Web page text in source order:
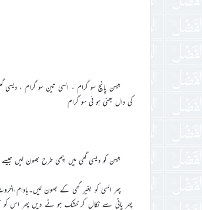
بیسن پانچ سو گرام ، السی تین سو گرام ،
کی دال بھنی ہو ئی سو گرام
بیسن کو دیسی گھی میں اچھی طرح بھون لیں
پھر السی کو بغیر گھی کے بھون
پھر پانی سے نکال کر خشک ہو نے دیں پھر اس کو